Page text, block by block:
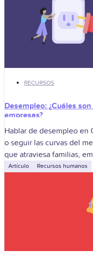
RECURSOS
Desempleo: ¿Cuáles
empresas?
Hablar de desempleo en
o seguir las curvas del
que atraviesa familias,
Artículo Recursos humanos